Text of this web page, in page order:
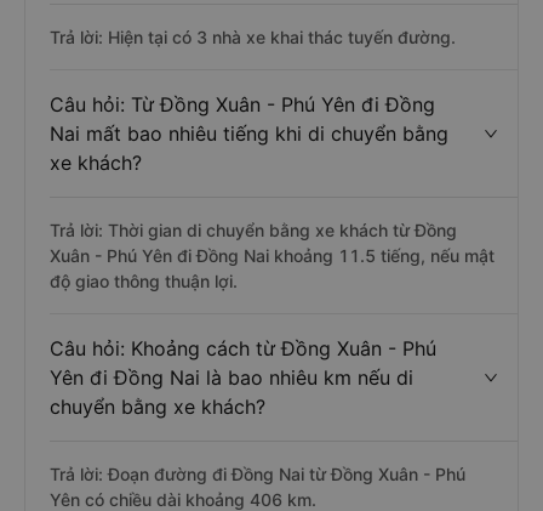
Trả lời: Hiện tại có 3 nhà xe khai thác tuyến đường.
Câu hỏi: Từ Đồng Xuân - Phú Yên đi Đồng
Nai mất bao nhiêu tiếng khi di chuyển bằng
xe khách?
Trả lời: Thời gian di chuyển bằng xe khách từ Đồng
Xuân - Phú Yên đi Đồng Nai khoảng 11.5 tiếng, nếu mật
độ giao thông thuận lợi.
Câu hỏi: Khoảng cách từ Đồng Xuân - Phú
Yên đi Đồng Nai là bao nhiêu km nếu di
chuyển bằng xe khách?
Trả lời: Đoạn đường đi Đồng Nai từ Đồng Xuân - Phú
Yên có chiều dài khoảng 406 km.